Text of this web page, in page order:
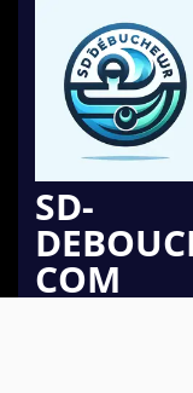
contenu
SD-
COM